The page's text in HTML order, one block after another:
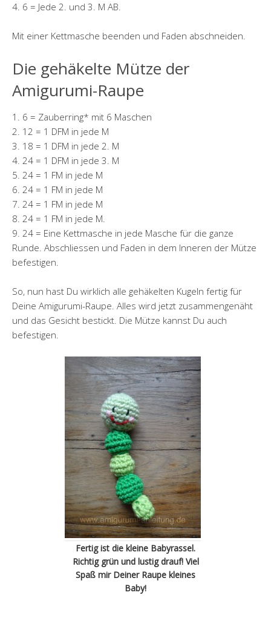
4. 6 = Jede 2. und 3. M AB.
Mit einer Kettmasche beenden und Faden abschneiden.
Die gehäkelte Mütze der
Amigurumi-Raupe
1. 6 = Zauberring* mit 6 Maschen
2. 12 = 1 DFM in jede M
3. 18 = 1 DFM in jede 2. M
4. 24 = 1 DFM in jede 3. M
5. 24 = 1 FM in jede M
6. 24 = 1 FM in jede M
7. 24 = 1 FM in jede M
8. 24 = 1 FM in jede M.
9. 24 = Eine Kettmasche in jede Masche für die ganze
Runde. Abschliessen und Faden in dem Inneren der Mütze
befestigen.
So, nun hast Du wirklich alle gehäkelten Kugeln fertig für
Deine Amigurumi-Raupe. Alles wird jetzt zusammengenäht
und das Gesicht bestickt. Die Mütze kannst Du auch
befestigen.
Fertig ist die kleine Babyrassel.
Richtig grün und lustig drauf! Viel
Spaß mir Deiner Raupe kleines
Baby!